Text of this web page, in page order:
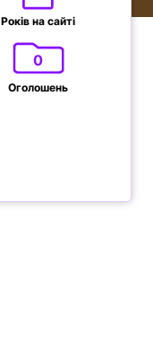
Років на сайті
0
Оголошень